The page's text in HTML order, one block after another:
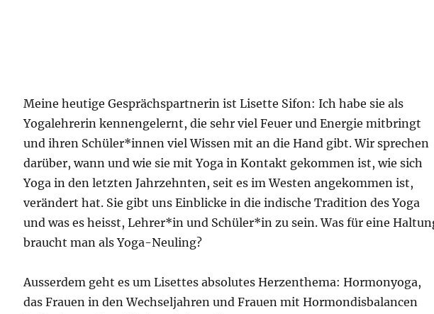
Meine heutige Gesprächspartnerin ist Lisette Sifon: Ich habe sie als
Yogalehrerin kennengelernt, die sehr viel Feuer und Energie mitbringt
und ihren Schüler*innen viel Wissen mit an die Hand gibt. Wir sprechen
darüber, wann und wie sie mit Yoga in Kontakt gekommen ist, wie sich
Yoga in den letzten Jahrzehnten, seit es im Westen angekommen ist,
verändert hat. Sie gibt uns Einblicke in die indische Tradition des Yoga
und was es heisst, Lehrer*in und Schüler*in zu sein. Was für eine
braucht man als Yoga-Neuling?
Ausserdem geht es um Lisettes absolutes Herzenthema: Hormonyoga,
das Frauen in den Wechseljahren und Frauen mit Hormondisbalancen